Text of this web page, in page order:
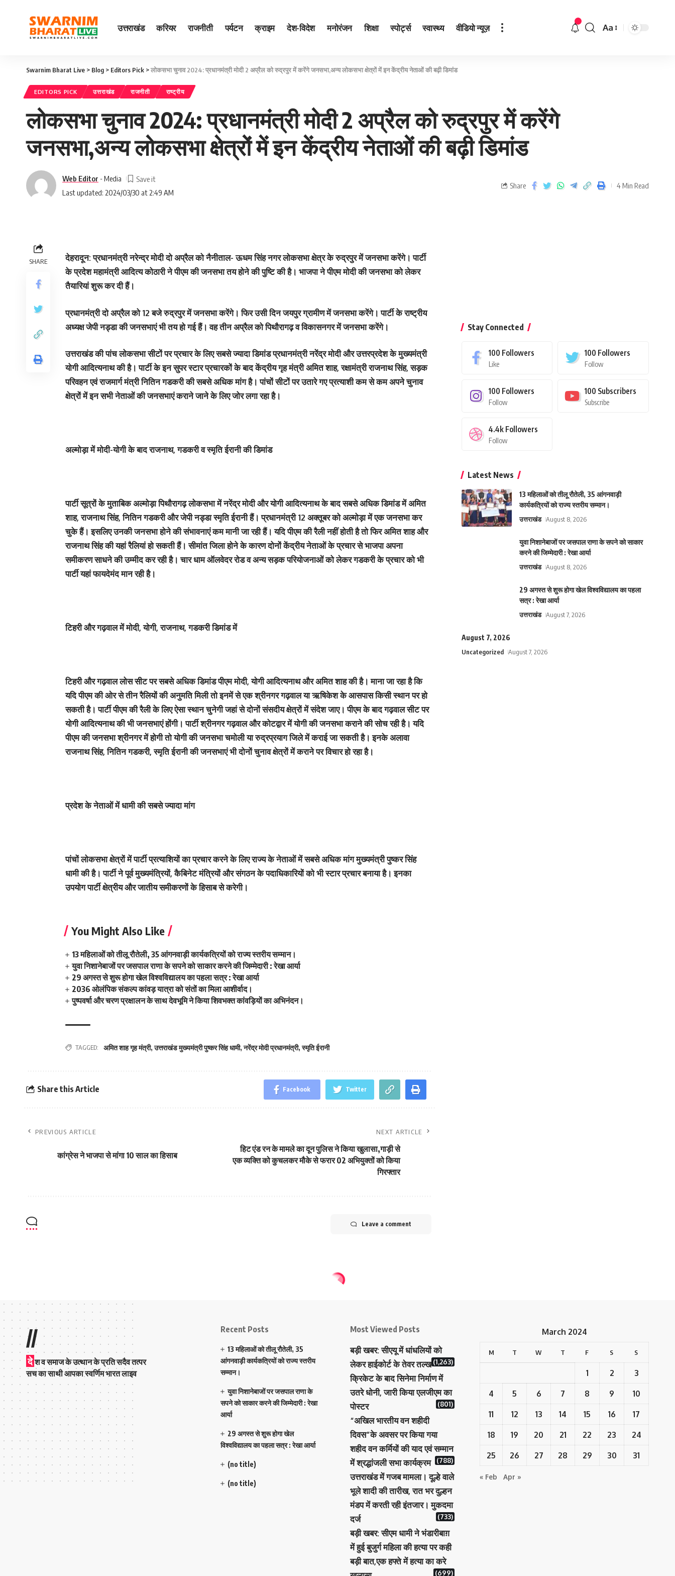
उत्तराखंड करियर राजनीती पर्यटन क्राइम देश-विदेश मनोरंजन शिक्षा स्पोर्ट्स स्वास्थ्य वीडियो न्यूज़ Aa
Swarnim Bharat Live > Blog > Editors Pick >लोकसभा चुनाव 2024: प्रधानमंत्री मोदी 2 अप्रैल को रुद्रपुर में करेंगे जनसभा,अन्य लोकसभा क्षेत्रों में इन केंद्रीय नेताओं की बढ़ी डिमांड
EDITORS PICK उत्तराखंड राजनीती राष्ट्रीय
लोकसभा चुनाव 2024: प्रधानमंत्री मोदी 2 अप्रैल को रुद्रपुर में करेंगे
जनसभा,अन्य लोकसभा क्षेत्रों में इन केंद्रीय नेताओं की बढ़ी डिमांड
Last updated: 2024/03/30 at 2:49 AM
Web Editor - Media
Share 4 Min Read
SHARE
देहरादून: प्रधानमंत्री नरेन्द्र मोदी दो अप्रैल को नैनीताल- ऊधम सिंह नगर लोकसभा क्षेत्र के रुद्रपुर में जनसभा करेंगे। पार्टी
के प्रदेश महामंत्री आदित्य कोठारी ने पीएम की जनसभा तय होने की पुष्टि की है। भाजपा ने पीएम मोदी की जनसभा को लेकर
तैयारियां शुरू कर दी हैं।
प्रधानमंत्री दो अप्रैल को 12 बजे रुद्रपुर में जनसभा करेंगे। फिर उसी दिन जयपुर ग्रामीण में जनसभा करेंगे। पार्टी के राष्ट्रीय
अध्यक्ष जेपी नड्डा की जनसभाएं भी तय हो गई हैं। वह तीन अप्रैल को पिथौरागढ़ व विकासनगर में जनसभा करेंगे।
उत्तराखंड की पांच लोकसभा सीटों पर प्रचार के लिए सबसे ज्यादा डिमांड प्रधानमंत्री नरेंद्र मोदी और उत्तरप्रदेश के मुख्यमंत्री
योगी आदित्यनाथ की है। पार्टी के इन सुपर स्टार प्रचारकों के बाद केंद्रीय गृह मंत्री अमित शाह, रक्षामंत्री राजनाथ सिंह, सड़क
परिवहन एवं राजमार्ग मंत्री नितिन गडकरी की सबसे अधिक मांग है। पांचों सीटों पर उतारे गए प्रत्याशी कम से कम अपने चुनाव
क्षेत्रों में इन सभी नेताओं की जनसभाएं कराने जाने के लिए जोर लगा रहा है।
अल्मोड़ा में मोदी-योगी के बाद राजनाथ, गडकरी व स्मृति ईरानी की डिमांड
पार्टी सूत्रों के मुताबिक अल्मोड़ा पिथौरागढ़ लोकसभा में नरेंद्र मोदी और योगी आदित्यनाथ के बाद सबसे अधिक डिमांड में अमित
शाह, राजनाथ सिंह, नितिन गडकरी और जेपी नड्डा स्मृति ईरानी हैं। प्रधानमंत्री 12 अक्तूबर को अल्मोड़ा में एक जनसभा कर
चुके हैं। इसलिए उनकी जनसभा होने की संभावनाएं कम मानी जा रही हैं। यदि पीएम की रैली नहीं होती है तो फिर अमित शाह और
राजनाथ सिंह की यहां रैलियां हो सकती हैं। सीमांत जिला होने के कारण दोनों केंद्रीय नेताओं के प्रचार से भाजपा अपना
समीकरण साधने की उम्मीद कर रही है। चार धाम ऑलवेदर रोड व अन्य सड़क परियोजनाओं को लेकर गडकरी के प्रचार को भी
पार्टी यहां फायदेमंद मान रही है।
टिहरी और गढ़वाल में मोदी, योगी, राजनाथ, गडकरी डिमांड में
टिहरी और गढ़वाल लोस सीट पर सबसे अधिक डिमांड पीएम मोदी, योगी आदित्यनाथ और अमित शाह की है। माना जा रहा है कि
यदि पीएम की ओर से तीन रैलियों की अनुमति मिली तो इनमें से एक श्रीनगर गढ़वाल या ऋषिकेश के आसपास किसी स्थान पर हो
सकती है। पार्टी पीएम की रैली के लिए ऐसा स्थान चुनेगी जहां से दोनों संसदीय क्षेत्रों में संदेश जाए। पीएम के बाद गढ़वाल सीट पर
योगी आदित्यनाथ की भी जनसभाएं होंगी। पार्टी श्रीनगर गढ़वाल और कोटद्वार में योगी की जनसभा कराने की सोच रही है। यदि
पीएम की जनसभा श्रीनगर में होगी तो योगी की जनसभा चमोली या रुद्रप्रयाग जिले में कराई जा सकती है। इनके अलावा
राजनाथ सिंह, नितिन गडकरी, स्मृति ईरानी की जनसभाएं भी दोनों चुनाव क्षेत्रों में कराने पर विचार हो रहा है।
प्रदेश के नेताओं में धामी की सबसे ज्यादा मांग
पांचों लोकसभा क्षेत्रों में पार्टी प्रत्याशियों का प्रचार करने के लिए राज्य के नेताओं में सबसे अधिक मांग मुख्यमंत्री पुष्कर सिंह
धामी की है। पार्टी ने पूर्व मुख्यमंत्रियों, कैबिनेट मंत्रियों और संगठन के पदाधिकारियों को भी स्टार प्रचार बनाया है। इनका
उपयोग पार्टी क्षेत्रीय और जातीय समीकरणों के हिसाब से करेगी।
You Might Also Like
13 महिलाओं को तीलू रौतेली, 35 आंगनवाड़ी कार्यकत्रियों को राज्य स्तरीय सम्मान।
युवा निशानेबाजों पर जसपाल राणा के सपने को साकार करने की जिम्मेदारी : रेखा आर्या
29 अगस्त से शुरू होगा खेल विश्वविद्यालय का पहला सत्र : रेखा आर्या
2036 ओलंपिक संकल्प कांवड़ यात्रा को संतों का मिला आशीर्वाद।
पुष्पवर्षा और चरण प्रक्षालन के साथ देवभूमि ने किया शिवभक्त कांवड़ियों का अभिनंदन।
TAGGED: अमित शाह गृह मंत्री,उत्तराखंड मुख्यमंत्री पुष्कर सिंह धामी,नरेंद्र मोदी प्रधानमंत्री,स्मृति ईरानी
Share this Article Facebook Twitter
PREVIOUS ARTICLE
कांग्रेस ने भाजपा से मांगा 10 साल का हिसाब
NEXT ARTICLE
हिट एंड रन के मामले का दून पुलिस ने किया खुलासा,गाड़ी से
एक व्यक्ति को कुचलकर मौके से फरार 02 अभियुक्तों को किया
गिरफ्तार
Leave a comment
Stay Connected
100 Followers
Like
100 Followers
Follow
100 Followers
Follow
100 Subscribers
Subscribe
4.4k Followers
Follow
Latest News
13 महिलाओं को तीलू रौतेली, 35 आंगनवाड़ी
कार्यकत्रियों को राज्य स्तरीय सम्मान।
उत्तराखंड August 8, 2026
युवा निशानेबाजों पर जसपाल राणा के सपने को साकार
करने की जिम्मेदारी : रेखा आर्या
उत्तराखंड August 8, 2026
29 अगस्त से शुरू होगा खेल विश्वविद्यालय का पहला
सत्र : रेखा आर्या
उत्तराखंड August 7, 2026
August 7, 2026
Uncategorized August 7, 2026
//
दे श व समाज के उत्थान के प्रति सदैव तत्पर
सच का साथी आपका स्वर्णिम भारत लाइव
Recent Posts
13 महिलाओं को तीलू रौतेली, 35
आंगनवाड़ी कार्यकत्रियों को राज्य स्तरीय
सम्मान।
युवा निशानेबाजों पर जसपाल राणा के
सपने को साकार करने की जिम्मेदारी : रेखा
आर्या
29 अगस्त से शुरू होगा खेल
विश्वविद्यालय का पहला सत्र : रेखा आर्या
(no title)
(no title)
Most Viewed Posts
बड़ी खबर: सीएयू में धांधलियों को
लेकर हाईकोर्ट के तेवर तल्ख (1,263)
क्रिकेट के बाद सिनेमा निर्माण में
उतरे धोनी, जारी किया एलजीएम का
पोस्टर
(801)
“अखिल भारतीय वन शहीदी
दिवस”के अवसर पर किया गया
शहीद वन कर्मियों की याद एवं सम्मान
में श्रद्धांजली सभा कार्यक्रम
(788)
उत्तराखंड में गजब मामला। दूल्हे वाले
भूले शादी की तारीख, रात भर दुल्हन
मंडप में करती रही इंतजार। मुकदमा
दर्ज
(733)
बड़ी खबर: सीएम धामी ने भंडारीबाग़
में हुई बुजुर्ग महिला की हत्या पर कही
बड़ी बात,एक हफ्ते में हत्या का करे
(699)
March 2024
M T W T F S S
1 2 3
4 5 6 7 8 9 10
11 12 13 14 15 16 17
18 19 20 21 22 23 24
25 26 27 28 29 30 31
« Feb Apr »